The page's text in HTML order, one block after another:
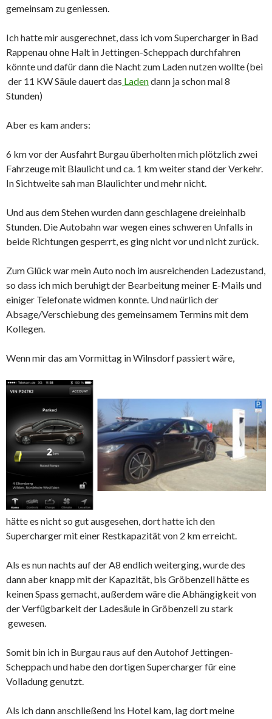
gemeinsam zu geniessen.
Ich hatte mir ausgerechnet, dass ich vom Supercharger in Bad
Rappenau ohne Halt in Jettingen-Scheppach durchfahren
könnte und dafür dann die Nacht zum Laden nutzen wollte (bei
der 11 KW Säule dauert das Ladendann ja schon mal 8
Stunden)
Aber es kam anders:
6 km vor der Ausfahrt Burgau überholten mich plötzlich zwei
Fahrzeuge mit Blaulicht und ca. 1 km weiter stand der Verkehr.
In Sichtweite sah man Blaulichter und mehr nicht.
Und aus dem Stehen wurden dann geschlagene dreieinhalb
Stunden. Die Autobahn war wegen eines schweren Unfalls in
beide Richtungen gesperrt, es ging nicht vor und nicht zurück.
Zum Glück war mein Auto noch im ausreichenden Ladezustand,
so dass ich mich beruhigt der Bearbeitung meiner E-Mails und
einiger Telefonate widmen konnte. Und naürlich der
Absage/Verschiebung des gemeinsamem Termins mit dem
Kollegen.
Wenn mir das am Vormittag in Wilnsdorf passiert wäre,
hätte es nicht so gut ausgesehen, dort hatte ich den
Supercharger mit einer Restkapazität von 2 km erreicht.
Als es nun nachts auf der A8 endlich weiterging, wurde des
dann aber knapp mit der Kapazität, bis Gröbenzell hätte es
keinen Spass gemacht, außerdem wäre die Abhängigkeit von
der Verfügbarkeit der Ladesäule in Gröbenzell zu stark
gewesen.
Somit bin ich in Burgau raus auf den Autohof Jettingen-
Scheppach und habe den dortigen Supercharger für eine
Volladung genutzt.
Als ich dann anschließend ins Hotel kam, lag dort meine